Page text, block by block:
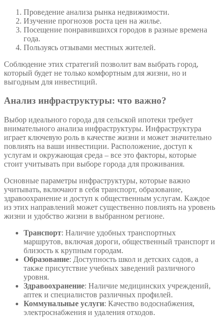
Проведение анализа рынка недвижимости.
Изучение прогнозов роста цен на жилье.
Посещение понравившихся городов в разные времена
года.
Пользуясь отзывами местных жителей.
Соблюдение этих стратегий позволит вам выбрать город,
который будет не только комфортным для жизни, но и
выгодным для инвестиций.
Анализ инфраструктуры: что важно?
Выбор идеального города для сельской ипотеки требует
внимательного анализа инфраструктуры. Инфраструктура
играет ключевую роль в качестве жизни и может значительно
повлиять на ваши инвестиции. Расположение, доступ к
услугам и окружающая среда – все это факторы, которые
стоит учитывать при выборе города для проживания.
Основные параметры инфраструктуры, которые важно
учитывать, включают в себя транспорт, образование,
здравоохранение и доступ к общественным услугам. Каждое
из этих направлений может существенно повлиять на уровень
жизни и удобство жизни в выбранном регионе.
Транспорт: Наличие удобных транспортных
маршрутов, включая дороги, общественный транспорт и
близость к крупным городам.
Образование: Доступность школ и детских садов, а
также присутствие учебных заведений различного
уровня.
Здравоохранение: Наличие медицинских учреждений,
аптек и специалистов различных профилей.
Коммунальные услуги: Качество водоснабжения,
электроснабжения и удаления отходов.